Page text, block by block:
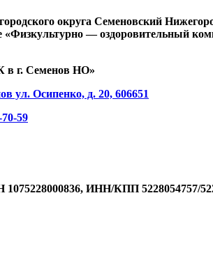
округа Семеновский
«Физкультурно — оздоровительный
г. Семенов НО»
ул. Осипенко, д. 20, 606651
59
ИНН/КПП 5228054757/